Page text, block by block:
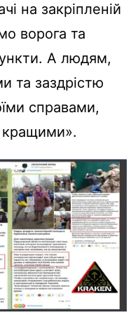
на закріпленій
ворога та
А людям,
та заздрістю
справами,
кращими».